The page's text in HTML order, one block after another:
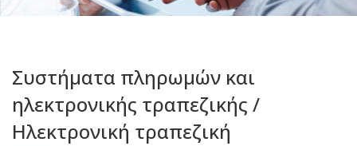
Συστήματα πληρωμών και
ηλεκτρονικής τραπεζικής /
Ηλεκτρονική τραπεζική